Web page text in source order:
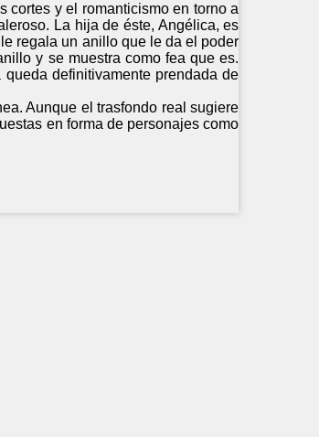
cortes y el romanticismo en torno a
La hija de éste, Angélica, es
regala un anillo que le da el poder
y se muestra como fea que es.
definitivamente prendada de
Aunque el trasfondo real sugiere
en forma de personajes como